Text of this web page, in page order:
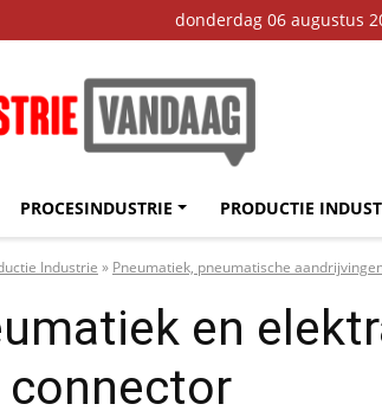
donderdag 06 augustus
PROCESINDUSTRIE PRODUCTIE
Industrie » Pneumatiek, pneumatische
en
connector